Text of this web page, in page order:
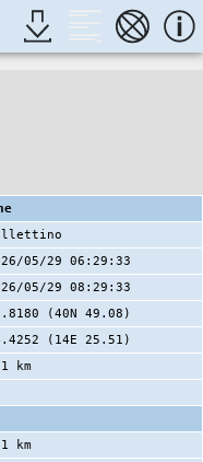
05/29 06:29:33
05/29 08:29:33
(40N 49.08)
(14E 25.51)
km
km